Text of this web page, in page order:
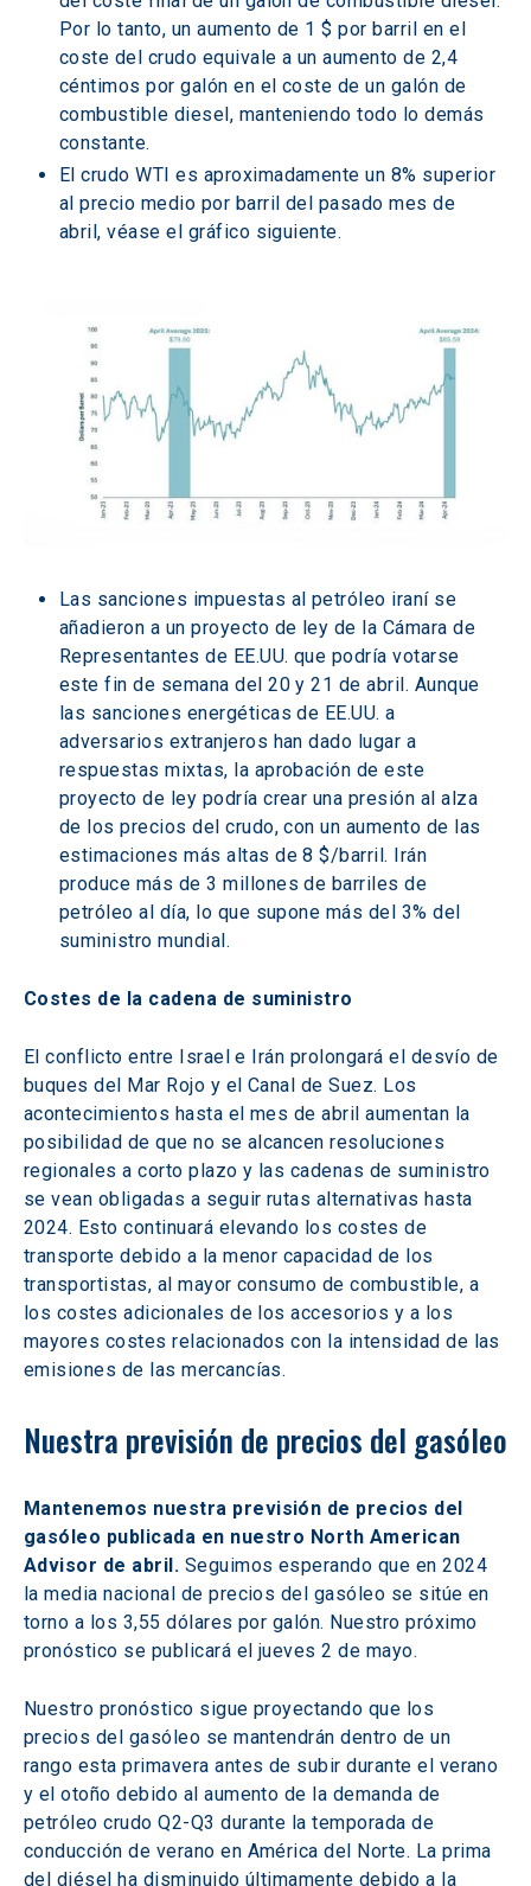
Por lo tanto, un aumento de 1 $ por barril en el
coste del crudo equivale a un aumento de 2,4
céntimos por galón en el coste de un galón de
combustible diesel, manteniendo todo lo demás
constante.
El crudo WTI es aproximadamente un 8% superior
al precio medio por barril del pasado mes de
abril, véase el gráfico siguiente.
Las sanciones impuestas al petróleo iraní se
añadieron a un proyecto de ley de la Cámara de
Representantes de EE.UU. que podría votarse
este fin de semana del 20 y 21 de abril. Aunque
las sanciones energéticas de EE.UU. a
adversarios extranjeros han dado lugar a
respuestas mixtas, la aprobación de este
proyecto de ley podría crear una presión al alza
de los precios del crudo, con un aumento de las
estimaciones más altas de 8 $/barril. Irán
produce más de 3 millones de barriles de
petróleo al día, lo que supone más del 3% del
suministro mundial.
Costes de la cadena de suministro
El conflicto entre Israel e Irán prolongará el desvío de
buques del Mar Rojo y el Canal de Suez. Los
acontecimientos hasta el mes de abril aumentan la
posibilidad de que no se alcancen resoluciones
regionales a corto plazo y las cadenas de suministro
se vean obligadas a seguir rutas alternativas hasta
2024. Esto continuará elevando los costes de
transporte debido a la menor capacidad de los
transportistas, al mayor consumo de combustible, a
los costes adicionales de los accesorios y a los
mayores costes relacionados con la intensidad de las
emisiones de las mercancías.
Nuestra previsión de precios del gasóleo
Mantenemos nuestra previsión de precios del
gasóleo publicada en nuestro North American
Advisor de abril. Seguimos esperando que en 2024
la media nacional de precios del gasóleo se sitúe en
torno a los 3,55 dólares por galón. Nuestro próximo
pronóstico se publicará el jueves 2 de mayo.
Nuestro pronóstico sigue proyectando que los
precios del gasóleo se mantendrán dentro de un
rango esta primavera antes de subir durante el verano
y el otoño debido al aumento de la demanda de
petróleo crudo Q2-Q3 durante la temporada de
conducción de verano en América del Norte. La prima
del diésel ha disminuido últimamente debido a la